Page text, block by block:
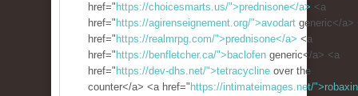
href=" https://choicesmarts.us/">prednisone</a> <a
href=" https://agirenseignement.org/">avodart generic</a>
href=" https://realmrpg.com/">prednisone</a> <a
href=" https://benfletcher.ca/">baclofen generic</a> <a
href=" https://dev-dhs.net/">tetracycline over the
counter</a> <a href=" https://intimateimages.net/">robaxin